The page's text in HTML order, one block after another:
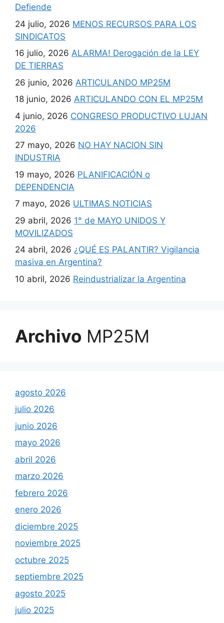
Defiende
24 julio, 2026 MENOS RECURSOS PARA LOS
SINDICATOS
16 julio, 2026 ALARMA! Derogación de la LEY
DE TIERRAS
26 junio, 2026 ARTICULANDO MP25M
18 junio, 2026 ARTICULANDO CON EL MP25M
4 junio, 2026 CONGRESO PRODUCTIVO LUJAN
2026
27 mayo, 2026 NO HAY NACION SIN
INDUSTRIA
19 mayo, 2026 PLANIFICACIÓN o
DEPENDENCIA
7 mayo, 2026 ULTIMAS NOTICIAS
29 abril, 2026 1° de MAYO UNIDOS Y
MOVILIZADOS
24 abril, 2026 ¿QUÉ ES PALANTIR? Vigilancia
masiva en Argentina?
10 abril, 2026 Reindustrializar la Argentina
Archivo MP25M
agosto 2026
julio 2026
junio 2026
mayo 2026
abril 2026
marzo 2026
febrero 2026
enero 2026
diciembre 2025
noviembre 2025
octubre 2025
septiembre 2025
agosto 2025
julio 2025